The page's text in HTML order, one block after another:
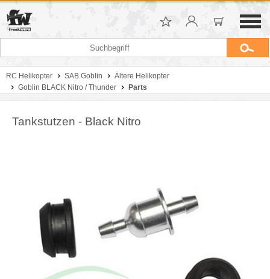
RC Helikopter SAB Goblin
Ältere Helikopter
Goblin BLACK Nitro / Thunder
Parts
Tankstutzen - Black Nitro